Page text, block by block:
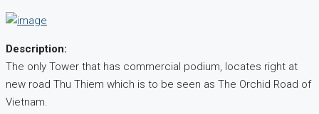
Description:
The only Tower that has commercial podium, locates right at
new road Thu Thiem which is to be seen as The Orchid Road of
Vietnam.